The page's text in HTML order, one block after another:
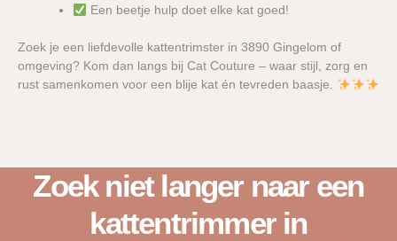
Een beetje hulp doet elke kat goed!
Zoek je een liefdevolle kattentrimster in 3890 Gingelom of
omgeving? Kom dan langs bij Cat Couture – waar stijl, zorg en
rust samenkomen voor een blije kat én tevreden baasje.
Zoek niet langer naar een
kattentrimmer in